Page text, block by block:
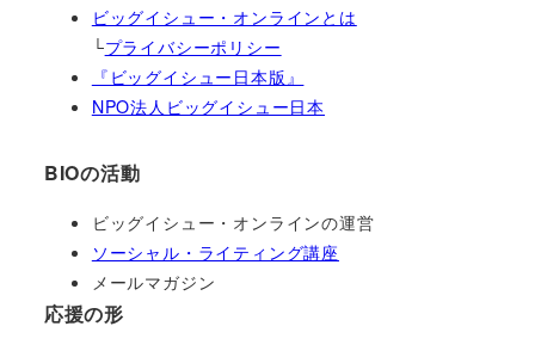
ビッグイシュー・オンラインとは
└プライバシーポリシー
『ビッグイシュー日本版』
NPO法人ビッグイシュー日本
BIOの活動
ビッグイシュー・オンラインの運営
ソーシャル・ライティング講座
メールマガジン
応援の形